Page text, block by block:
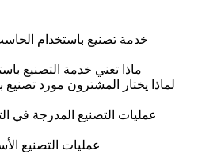
خدمة تصنيع باستخدام
ماذا تعني خدمة التصنيع
لماذا يختار المشترون مورد
عمليات التصنيع المدرجة في
عمليات التصنيع